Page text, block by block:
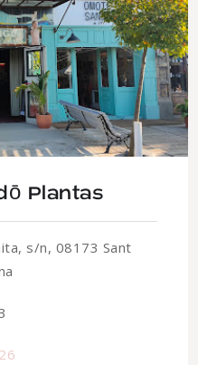
Plantas
s/n, 08173 Sant